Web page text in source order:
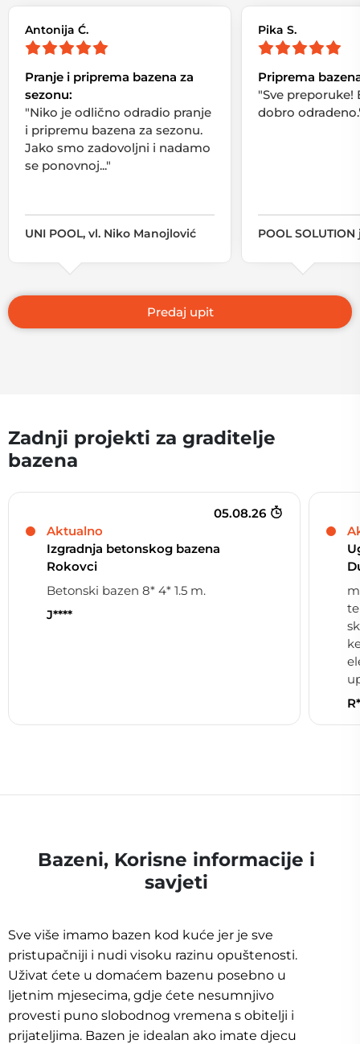
Antonija Ć.
Pranje i priprema bazena za
sezonu:
"Niko je odlično odradio pranje
i pripremu bazena za sezonu.
Jako smo zadovoljni i nadamo
se ponovnoj..."
UNI POOL, vl. Niko Manojlović
Pika S.
Priprema
"Sve preporuke!
dobro
POOL SOLUTION
Zadnji projekti za graditelje
bazena
05.08.26
Aktualno
Izgradnja betonskog bazena
Rokovci
Betonski bazen 8* 4* 1.5 m.
J****
Bazeni, Korisne informacije i
savjeti
Sve više imamo bazen kod kuće jer je sve
pristupačniji i nudi visoku razinu opuštenosti.
Uživat ćete u domaćem bazenu posebno u
ljetnim mjesecima, gdje ćete nesumnjivo
provesti puno slobodnog vremena s obitelji i
prijateljima. Bazen je idealan ako imate djecu